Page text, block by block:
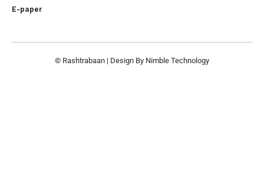
E-paper
© Rashtrabaan | Design By Nimble Technology